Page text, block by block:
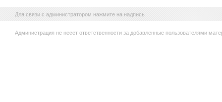
Для связи с администратором нажмите на надпись
Администрация не несет ответственности за добавленные пользователями